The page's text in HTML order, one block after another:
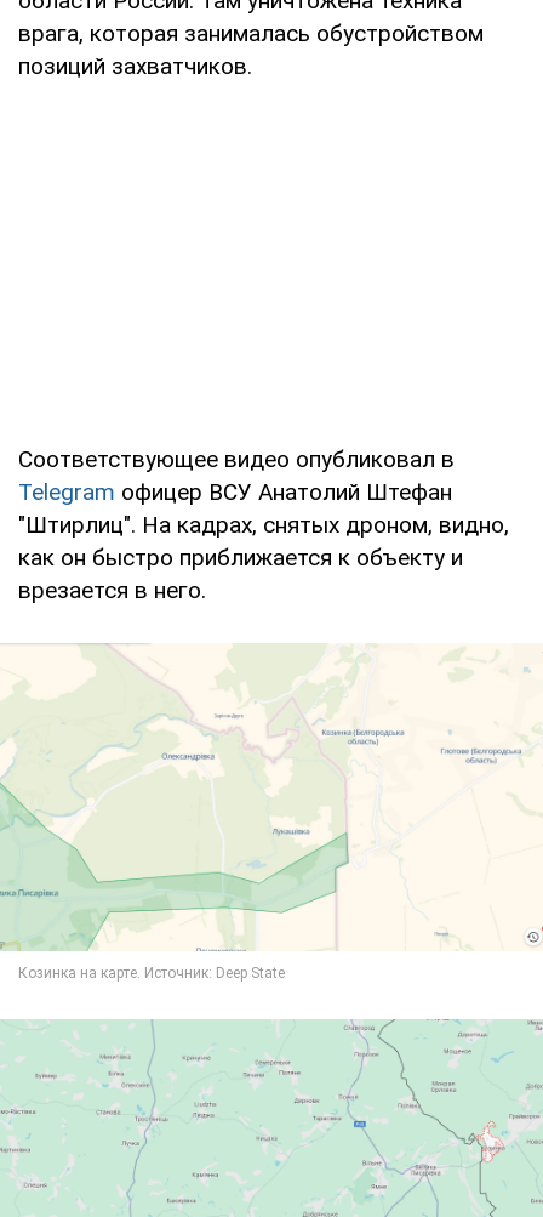
врага, которая занималась обустройством
позиций захватчиков.
Соответствующее видео опубликовал в
Telegram офицер ВСУ Анатолий Штефан
"Штирлиц". На кадрах, снятых дроном, видно,
как он быстро приближается к объекту и
врезается в него.